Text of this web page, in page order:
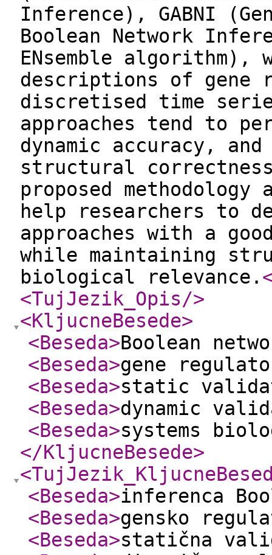
Inference), GABNI
Boolean Network
ENsemble algorithm),
descriptions of gene
discretised time
approaches tend to
dynamic accuracy,
structural
proposed
help researchers to
approaches with a
while maintaining
biological relevance.
<TujJezik_Opis/>
<KljucneBesede>
<Beseda>Boolean
<Beseda>gene
<Beseda>static
<Beseda>dynamic
<Beseda>systems
</KljucneBesede>
<Beseda>inferenca
<Beseda>gensko
<Beseda>statična